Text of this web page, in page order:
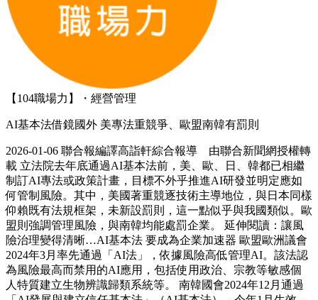
【104職場力】・經營管理
AI基本法借鏡國外 美專法重競爭、歐盟南韓有罰則
2026-01-06 聯合報編譯高詣軒綜合報導 由聯合新聞網授權轉
載 立法院去年底通過AI基本法前，美、歐、日、韓都已相繼
制訂AI專法或政策計畫，目標不外乎推進AI研發並明定應如
何管制風險。其中，美國著重競逐技術主導地位，與日本同樣
仰賴既有法規框架，未新設罰則，這一點似乎與我國類似。歐
盟則強調管理風險，與南韓均能處罰企業。 延伸閱讀：讓風
險治理變得清晰…AI基本法 要成為企業加速器 歐盟歐洲議會
2024年3月率先通過「AI法」，依據風險高低管理AI。該法認
為風險最高而禁用的AI應用，包括使用政治、宗教等敏感個
人特質建立生物辨識歸類系統等。 南韓國會2024年12月通過